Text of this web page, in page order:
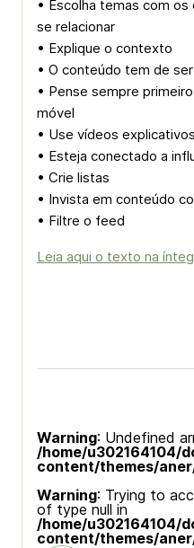
• Escolha temas com
se relacionar
• Explique o contexto
• O conteúdo tem de
• Pense sempre
móvel
• Use vídeos explicativos
• Esteja conectado a
• Crie listas
• Invista em conteúdo
• Filtre o feed
Leia aqui o texto na
Warning: Undefined
/home/u302164104/
content/themes/
Warning: Trying to
of type null in
/home/u302164104/
content/themes/